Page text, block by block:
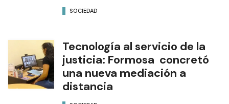
SOCIEDAD
Tecnología al servicio de la
justicia: Formosa concretó
una nueva mediación a
distancia